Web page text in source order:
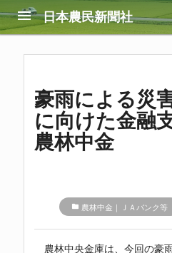
menu 日本農民新聞社
豪雨による災
に向けた金融
農林中金
folder 農林中金｜ＪＡバンク等
農林中央金庫は、今回の豪